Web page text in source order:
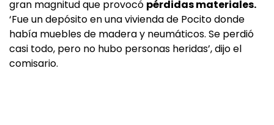
gran magnitud que provocó pérdidas materiales.
‘Fue un depósito en una vivienda de Pocito donde
había muebles de madera y neumáticos. Se perdió
casi todo, pero no hubo personas heridas’, dijo el
comisario.